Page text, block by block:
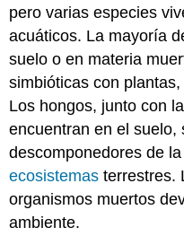
pero varias especies
acuáticos. La mayoría
suelo o en materia
simbióticas con
Los hongos, junto con
encuentran en el suelo,
descomponedores de
ecosistemas terrestres.
organismos muertos
ambiente.